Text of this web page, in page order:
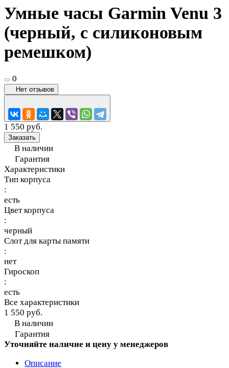
Умные часы Garmin Venu 3
(черный, с силиконовым
ремешком)
0
Нет отзывов
1 550 руб.
Заказать
В наличии
Гарантия
Характеристики
Тип корпуса
:
есть
Цвет корпуса
:
черный
Слот для карты памяти
:
нет
Гироскоп
:
есть
Все характеристики
1 550 руб.
В наличии
Гарантия
Уточняйте наличие и цену у менеджеров
Описание